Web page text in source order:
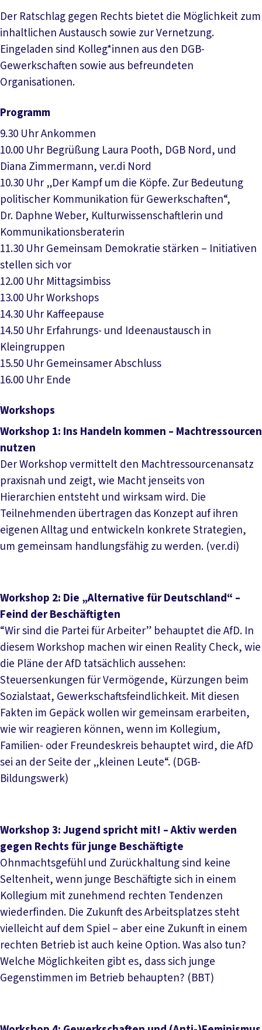
Der Ratschlag gegen Rechts bietet die Möglichkeit zum
inhaltlichen Austausch sowie zur Vernetzung.
Eingeladen sind Kolleg*innen aus den DGB-
Gewerkschaften sowie aus befreundeten
Organisationen.
Programm
9.30 Uhr Ankommen
10.00 Uhr Begrüßung Laura Pooth, DGB Nord, und
Diana Zimmermann, ver.di Nord
10.30 Uhr „Der Kampf um die Köpfe. Zur Bedeutung
politischer Kommunikation für Gewerkschaften“,
Dr. Daphne Weber, Kulturwissenschaftlerin und
Kommunikationsberaterin
11.30 Uhr Gemeinsam Demokratie stärken – Initiativen
stellen sich vor
12.00 Uhr Mittagsimbiss
13.00 Uhr Workshops
14.30 Uhr Kaffeepause
14.50 Uhr Erfahrungs- und Ideenaustausch in
Kleingruppen
15.50 Uhr Gemeinsamer Abschluss
16.00 Uhr Ende
Workshops
Workshop 1: Ins Handeln kommen – Machtressourcen
nutzen
Der Workshop vermittelt den Machtressourcenansatz
praxisnah und zeigt, wie Macht jenseits von
Hierarchien entsteht und wirksam wird. Die
Teilnehmenden übertragen das Konzept auf ihren
eigenen Alltag und entwickeln konkrete Strategien,
um gemeinsam handlungsfähig zu werden. (ver.di)
Workshop 2: Die „Alternative für Deutschland“ –
Feind der Beschäftigten
“Wir sind die Partei für Arbeiter” behauptet die AfD. In
diesem Workshop machen wir einen Reality Check, wie
die Pläne der AfD tatsächlich aussehen:
Steuersenkungen für Vermögende, Kürzungen beim
Sozialstaat, Gewerkschaftsfeindlichkeit. Mit diesen
Fakten im Gepäck wollen wir gemeinsam erarbeiten,
wie wir reagieren können, wenn im Kollegium,
Familien- oder Freundeskreis behauptet wird, die AfD
sei an der Seite der „kleinen Leute“. (DGB-
Bildungswerk)
Workshop 3: Jugend spricht mit! – Aktiv werden
gegen Rechts für junge Beschäftigte
Ohnmachtsgefühl und Zurückhaltung sind keine
Seltenheit, wenn junge Beschäftigte sich in einem
Kollegium mit zunehmend rechten Tendenzen
wiederfinden. Die Zukunft des Arbeitsplatzes steht
vielleicht auf dem Spiel – aber eine Zukunft in einem
rechten Betrieb ist auch keine Option. Was also tun?
Welche Möglichkeiten gibt es, dass sich junge
Gegenstimmen im Betrieb behaupten? (BBT)